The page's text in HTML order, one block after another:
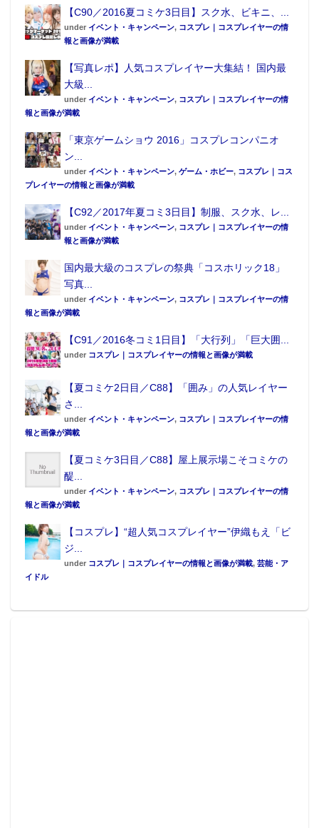
【C90／2016夏コミケ3日目】スク水、ビキニ、...
under イベント・キャンペーン, コスプレ｜コスプレイヤーの情
報と画像が満載
【写真レポ】人気コスプレイヤー大集結！ 国内最
大級...
under イベント・キャンペーン, コスプレ｜コスプレイヤーの情
報と画像が満載
「東京ゲームショウ 2016」コスプレコンパニオ
ン...
under イベント・キャンペーン, ゲーム・ホビー, コスプレ｜コス
プレイヤーの情報と画像が満載
【C92／2017年夏コミ3日目】制服、スク水、レ...
under イベント・キャンペーン, コスプレ｜コスプレイヤーの情
報と画像が満載
国内最大級のコスプレの祭典「コスホリック18」
写真...
under イベント・キャンペーン, コスプレ｜コスプレイヤーの情
報と画像が満載
【C91／2016冬コミ1日目】「大行列」「巨大囲...
under コスプレ｜コスプレイヤーの情報と画像が満載
【夏コミケ2日目／C88】「囲み」の人気レイヤー
さ...
under イベント・キャンペーン, コスプレ｜コスプレイヤーの情
報と画像が満載
【夏コミケ3日目／C88】屋上展示場こそコミケの
醍...
under イベント・キャンペーン, コスプレ｜コスプレイヤーの情
報と画像が満載
【コスプレ】“超人気コスプレイヤー”伊織もえ「ビ
ジ...
under コスプレ｜コスプレイヤーの情報と画像が満載, 芸能・ア
イドル